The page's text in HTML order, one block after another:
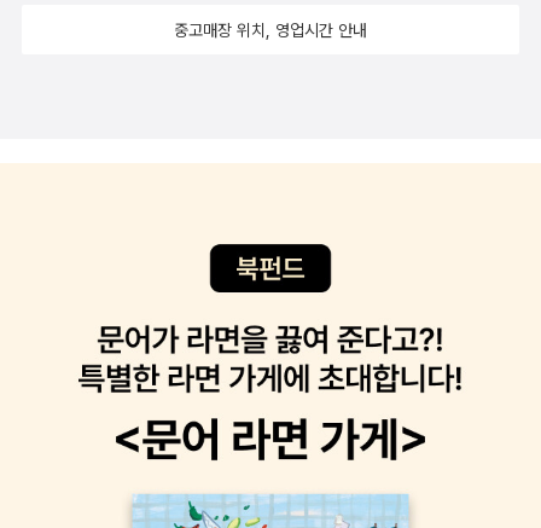
독자들은 작품을 읽는 내내 무슨 일이 벌어졌는지가 아니라 그가 ‘왜
작품이다.3. 세계를 말하다실제 사건『죄와 벌』은 1865년 1월 모스크
바에서 일어난 실제 사건을 참고했다. 게라심 치스토프라는 27세의
이다.또 소설이 발표되기 직전인 1866년 1월, 다닐로프라는 대학생
이 고리대금업자를 죽이면서, 때마침 들어온 하녀도 함께 살해하는
며 낸이야기가 아니라 현실에 바탕을 둔 이야기이다.선을 넘는 자들
는 것’이 바로 죄인 것이다. 라스콜니코프는 선을 넘은 사람이다. 그는
자인 이정식 작가는 '죽어서도 이름을 밝힐 수 없어 김무명이 된 남
도 아니야. 존재하면서도 존재하지 않는 사회의 유령들인거야' 나라
정에 나서는 내용의 장편소설. 지나간 시대의 인물둘이 지금의 누추
한 현실 탓에 자꾸만 예상치 못한 방향으로 나아가는 모습을 그린다.
펀 오브 잇. 여성 최초로 대서양 횡단 비행에 성공한 후 세계일주 비행
에 도전하다 실종된 전설적 비행사의 자서전. 하늘로 날아오르는 도
전에 나섰던 항공 역사 초기 여성 비행사들을 하나하나 떠올리면서
유쾌하고 열정적으로 이야기를 풀어냈다. 세계를 움직인 돌,을 꽤 흥
미롭게 읽었는데 최근에 그 두번째 이야기로 세계를 매혹한 돌이 나
왔다. 아니, 실은 지금 책을 읽으려고 펼쳤다. 요즘 눈건강이 안좋아져
수기>가 더해진다). 톨스토이의 작품으로는 <안나 까레니나>가 유
도 번역본이 새로 나올 때마다 반갑게 맞이하게 된다. 이런 작품들과
함께 나이를 먹었고 또 늙어갈 것이다...
중고매장 위치, 영업시간 안내